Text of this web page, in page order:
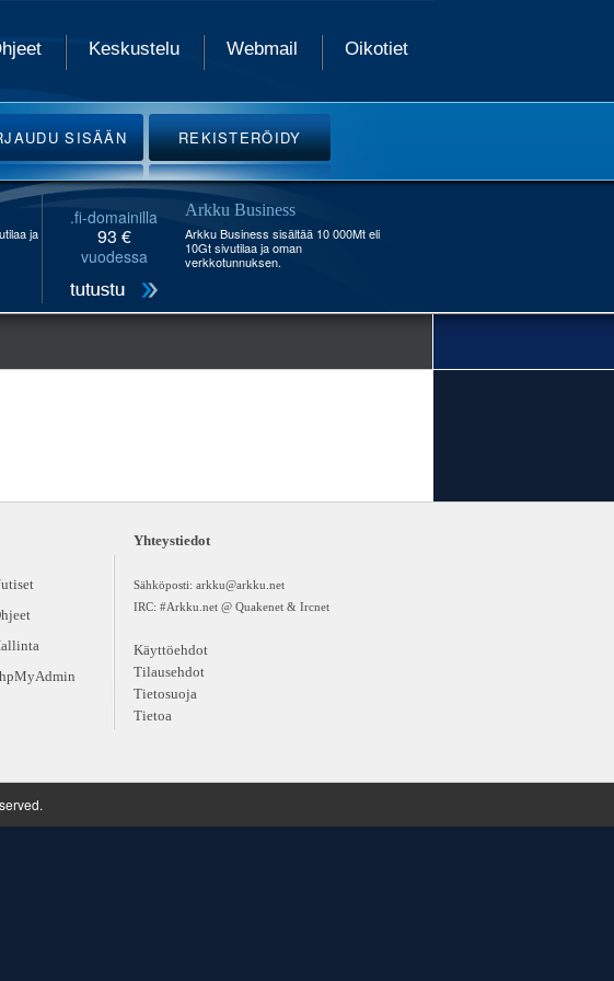
Keskustelu Webmail Oikotiet
SISÄÄN REKISTERÖIDY
ja
.fi-domainilla
93 €
vuodessa
Arkku Business
Arkku Business sisältää 10 000Mt eli
10Gt sivutilaa ja oman
verkkotunnuksen.
Yhteystiedot
Sähköposti: arkku@arkku.net
IRC: #Arkku.net @ Quakenet & Ircnet
Käyttöehdot
Tilausehdot
Tietosuoja
Tietoa